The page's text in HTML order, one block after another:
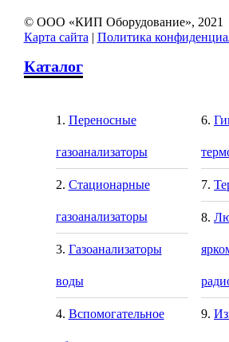
© ООО «КИП Оборудование», 2021
Карта сайта | Политика
Каталог
Переносные
газоанализаторы
Стационарные
газоанализаторы
Газоанализаторы
воды
Вспомогательное